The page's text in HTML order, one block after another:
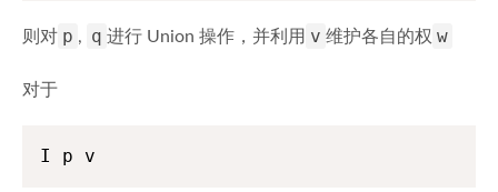
则对 p , q 进行 Union 操作，并利用 v 维护各自的权 w
对于
I p v